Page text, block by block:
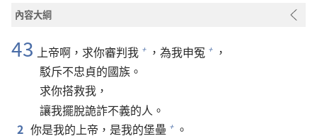
內容大綱
43 上帝啊，求你審判我 + ，為我申冤 +
，
駁斥不忠貞的國族。
求你搭救我，
讓我擺脫詭詐不義的人。
2 你是我的上帝，是我的堡壘 + 。